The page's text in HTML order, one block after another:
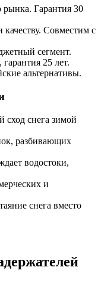
Гарантия 30
Совместим с
сегмент.
25 лет.
альтернативы.
снега зимой
разбивающих
водостоки,
и
снега вместо